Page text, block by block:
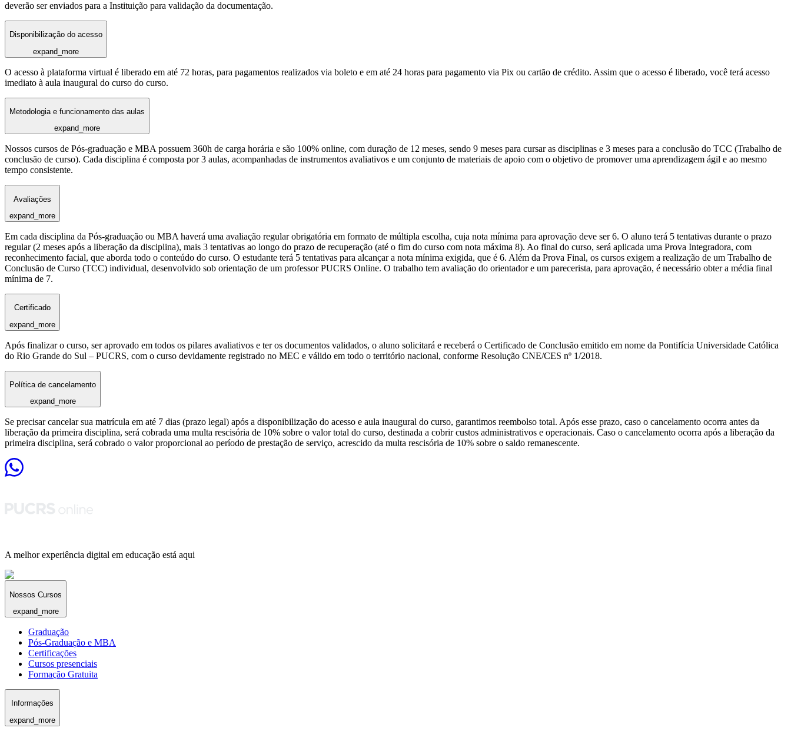
deverão ser enviados para a Instituição para validação da documentação.
Disponibilização do acesso
expand_more
O acesso à plataforma virtual é liberado em até 72 horas, para pagamentos realizados via boleto e em até 24 horas para pagamento via Pix ou cartão de crédito. Assim que o acesso é liberado, você terá acesso
imediato à aula inaugural do curso do curso.
Metodologia e funcionamento das aulas
expand_more
Nossos cursos de Pós-graduação e MBA possuem 360h de carga horária e são 100% online, com duração de 12 meses, sendo 9 meses para cursar as disciplinas e 3 meses para a conclusão do TCC (Trabalho de
conclusão de curso). Cada disciplina é composta por 3 aulas, acompanhadas de instrumentos avaliativos e um conjunto de materiais de apoio com o objetivo de promover uma aprendizagem ágil e ao mesmo
tempo consistente.
Avaliações
expand_more
Em cada disciplina da Pós-graduação ou MBA haverá uma avaliação regular obrigatória em formato de múltipla escolha, cuja nota mínima para aprovação deve ser 6. O aluno terá 5 tentativas durante o prazo
regular (2 meses após a liberação da disciplina), mais 3 tentativas ao longo do prazo de recuperação (até o fim do curso com nota máxima 8). Ao final do curso, será aplicada uma Prova Integradora, com
reconhecimento facial, que aborda todo o conteúdo do curso. O estudante terá 5 tentativas para alcançar a nota mínima exigida, que é 6. Além da Prova Final, os cursos exigem a realização de um Trabalho de
Conclusão de Curso (TCC) individual, desenvolvido sob orientação de um professor PUCRS Online. O trabalho tem avaliação do orientador e um parecerista, para aprovação, é necessário obter a média final
mínima de 7.
Certificado
expand_more
Após finalizar o curso, ser aprovado em todos os pilares avaliativos e ter os documentos validados, o aluno solicitará e receberá o Certificado de Conclusão emitido em nome da Pontifícia Universidade Católica
do Rio Grande do Sul – PUCRS, com o curso devidamente registrado no MEC e válido em todo o território nacional, conforme Resolução CNE/CES nº 1/2018.
Política de cancelamento
expand_more
Se precisar cancelar sua matrícula em até 7 dias (prazo legal) após a disponibilização do acesso e aula inaugural do curso, garantimos reembolso total. Após esse prazo, caso o cancelamento ocorra antes da
liberação da primeira disciplina, será cobrada uma multa rescisória de 10% sobre o valor total do curso, destinada a cobrir custos administrativos e operacionais. Caso o cancelamento ocorra após a liberação da
primeira disciplina, será cobrado o valor proporcional ao período de prestação de serviço, acrescido da multa rescisória de 10% sobre o saldo remanescente.
A melhor experiência digital em educação está aqui
Nossos Cursos
expand_more
Graduação
Pós-Graduação e MBA
Certificações
Cursos presenciais
Formação Gratuita
Informações
expand_more